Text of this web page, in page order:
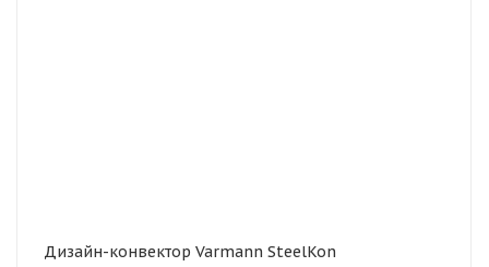
Дизайн-конвектор Varmann SteelKon